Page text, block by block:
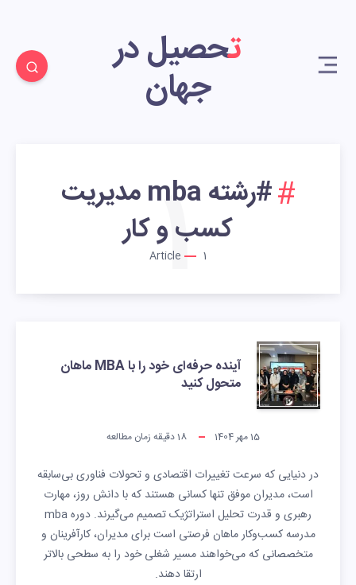
تحصیل در
جهان
#رشته mba مدیریت
کسب و کار
1
1
آینده حرفه‌ای خود را با MBA ماهان
متحول کنید
15 مهر 1404 18دقیقه زمان مطالعه
در دنیایی که سرعت تغییرات اقتصادی و تحولات فناوری بی‌سابقه
است، مدیران موفق تنها کسانی هستند که با دانش روز، مهارت
رهبری و قدرت تحلیل استراتژیک تصمیم می‌گیرند. دوره mba
مدرسه کسب‌وکار ماهان فرصتی است برای مدیران، کارآفرینان و
متخصصانی که می‌خواهند مسیر شغلی خود را به سطحی بالاتر
ارتقا دهند.